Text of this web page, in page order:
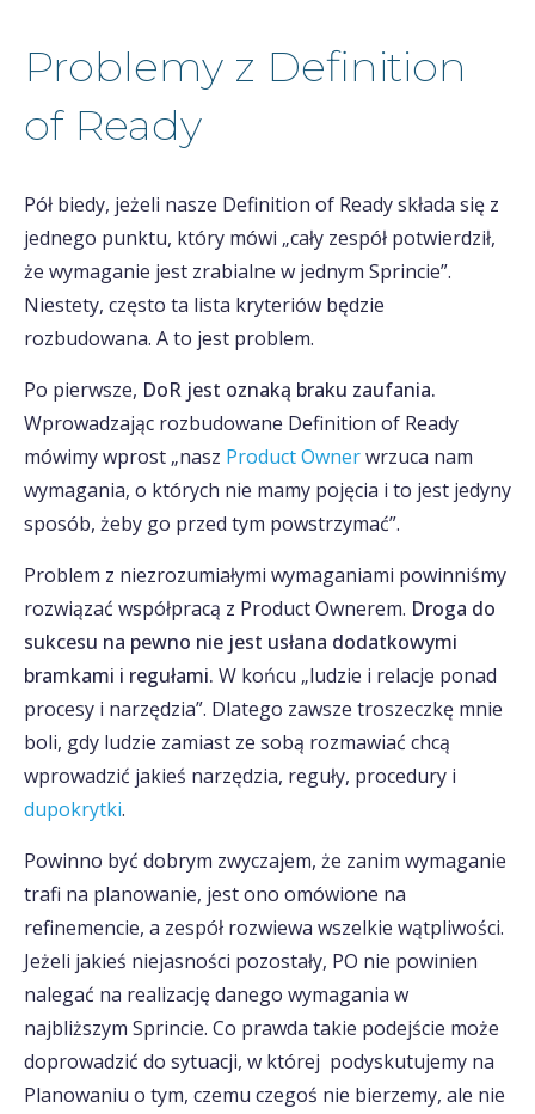
Problemy z Definition
of Ready
Pół biedy, jeżeli nasze Definition of Ready składa się z
jednego punktu, który mówi „cały zespół potwierdził,
że wymaganie jest zrabialne w jednym Sprincie”.
Niestety, często ta lista kryteriów będzie
rozbudowana. A to jest problem.
Po pierwsze, DoR jest oznaką braku zaufania.
Wprowadzając rozbudowane Definition of Ready
mówimy wprost „nasz Product Ownerwrzuca nam
wymagania, o których nie mamy pojęcia i to jest jedyny
sposób, żeby go przed tym powstrzymać”.
Problem z niezrozumiałymi wymaganiami powinniśmy
rozwiązać współpracą z Product Ownerem. Droga do
sukcesu na pewno nie jest usłana dodatkowymi
bramkami i regułami. W końcu „ludzie i relacje ponad
procesy i narzędzia”. Dlatego zawsze troszeczkę mnie
boli, gdy ludzie zamiast ze sobą rozmawiać chcą
wprowadzić jakieś narzędzia, reguły, procedury i
dupokrytki.
Powinno być dobrym zwyczajem, że zanim wymaganie
trafi na planowanie, jest ono omówione na
refinemencie, a zespół rozwiewa wszelkie wątpliwości.
Jeżeli jakieś niejasności pozostały, PO nie powinien
nalegać na realizację danego wymagania w
najbliższym Sprincie. Co prawda takie podejście może
doprowadzić do sytuacji, w której podyskutujemy na
Planowaniu o tym, czemu czegoś nie bierzemy, ale nie